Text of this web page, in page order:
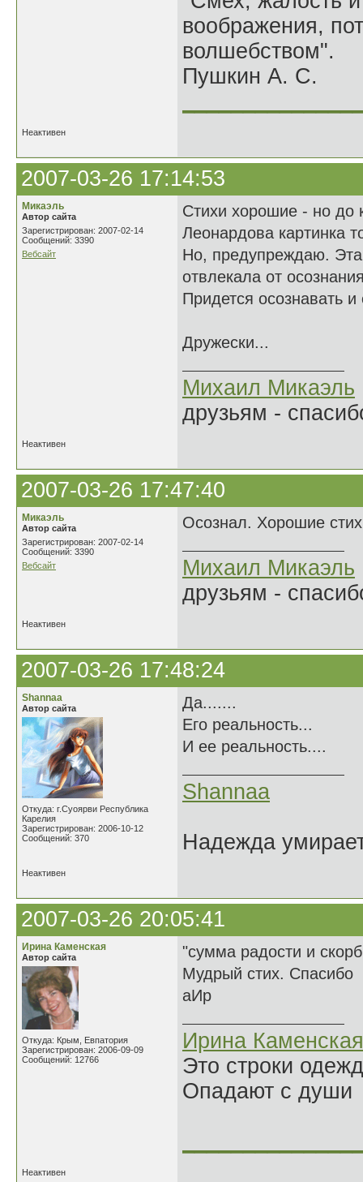
воображения,
волшебством".
Пушкин А. С.
Неактивен
2007-03-26 17:14:53
Микаэль
Автор сайта
Зарегистрирован: 2007-02-14
Сообщений: 3390
Вебсайт
Стихи хорошие - но до
Леонардова картинка
Но, предупреждаю. Эта
отвлекала от
Придется осознавать и
Дружески...
Михаил Микаэль
друзьям -
Неактивен
2007-03-26 17:47:40
Микаэль
Автор сайта
Зарегистрирован: 2007-02-14
Сообщений: 3390
Вебсайт
Осознал. Хорошие
Михаил Микаэль
друзьям -
Неактивен
2007-03-26 17:48:24
Shannaa
Автор сайта
Откуда: г.Суоярви Республика
Карелия
Зарегистрирован: 2006-10-12
Сообщений: 370
Да.......
Его реальность...
И ее реальность....
Shannaa
Надежда
Неактивен
2007-03-26 20:05:41
Ирина Каменская
Автор сайта
Откуда: Крым, Евпатория
Зарегистрирован: 2006-09-09
Сообщений: 12766
"сумма радости и
Мудрый стих. Спасибо
аИр
Ирина Каменская
Это строки
Опадают с души
Неактивен